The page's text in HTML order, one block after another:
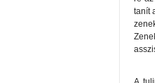
tanít